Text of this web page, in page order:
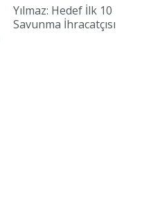
Yılmaz: Hedef İlk 10
Savunma İhracatçısı